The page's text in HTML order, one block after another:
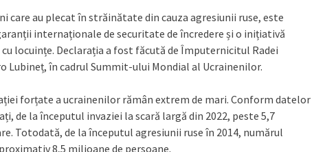
care au plecat în străinătate din cauza agresiunii ruse, este
internaționale de securitate de încredere și o inițiativă
locuințe. Declarația a fost făcută de Împuternicitul Radei
Lubineț, în cadrul Summit-ului Mondial al Ucrainenilor.
forțate a ucrainenilor rămân extrem de mari. Conform datelor
de la începutul invaziei la scară largă din 2022, peste 5,7
Totodată, de la începutul agresiunii ruse în 2014, numărul
8,5 milioane de persoane.